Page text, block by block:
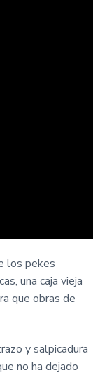
los pekes
una caja vieja
que obras de
y salpicadura
no ha dejado